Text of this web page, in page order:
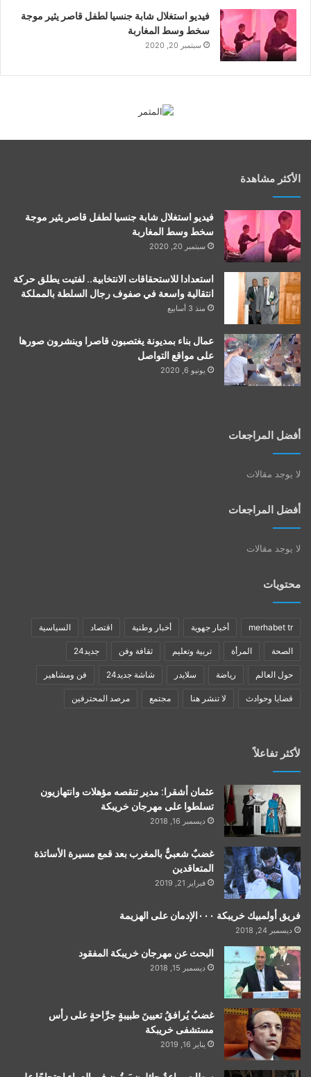
فيديو استغلال شابة جنسيا لطفل قاصر يثير موجة
سخط وسط المغاربة
سبتمبر 20, 2020
الأكثر مشاهدة
فيديو استغلال شابة جنسيا لطفل قاصر يثير موجة
سخط وسط المغاربة
سبتمبر 20, 2020
استعدادا للاستحقاقات الانتخابية.. لفتيت يطلق حركة
انتقالية واسعة في صفوف رجال السلطة بالمملكة
منذ 3 أسابيع
عمال بناء بمديونة يغتصبون قاصرا وينشرون صورها
على مواقع التواصل
يونيو 6, 2020
أفضل المراجعات
لا يوجد مقالات
أفضل المراجعات
لا يوجد مقالات
محتويات
merhabet tr أخبار جهوية أخبار وطنية اقتصاد السياسية
الصحة المرأة تربية وتعليم ثقافة وفن جديد24
حول العالم رياضة سلايدر شاشة جديد24 فن ومشاهير
قضايا وحوادث لا تنشر هنا مجتمع مرصد المحترفين
لأكثر تفاعلاً
عثمان أشقرا: مدير تنقصه مؤهلات وانتهازيون
تسلطوا على مهرجان خريبكة
ديسمبر 16, 2018
غضبٌ شعبيٌّ بالمغرب بعد قمع مسيرة الأساتذة
المتعاقدين
فبراير 21, 2019
فريق أولمبيك خريبكة ٠٠٠الإدمان على الهزيمة
ديسمبر 24, 2018
البحث عن مهرجان خريبكة المفقود
ديسمبر 15, 2018
غضبٌ يُرافقُ تعيينَ طبيبةٍ جرَّاحةٍ على رأس
مستشفى خريبكة
يناير 16, 2019